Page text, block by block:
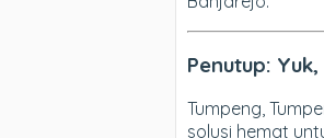
Penutup:
Tumpeng,
solusi hemat